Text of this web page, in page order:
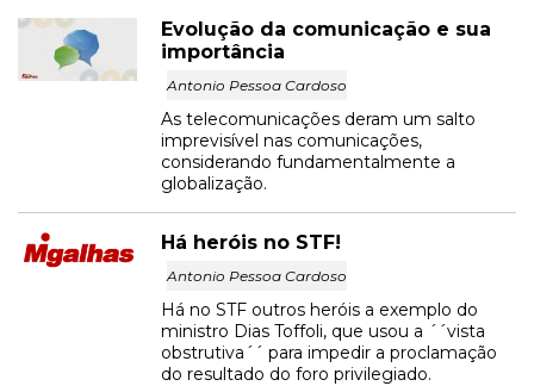
Evolução da comunicação e sua
importância
Antonio Pessoa Cardoso
As telecomunicações deram um salto
imprevisível nas comunicações,
considerando fundamentalmente a
globalização.
Há heróis no STF!
Antonio Pessoa Cardoso
Há no STF outros heróis a exemplo do
ministro Dias Toffoli, que usou a ´´vista
obstrutiva´´ para impedir a proclamação
do resultado do foro privilegiado.